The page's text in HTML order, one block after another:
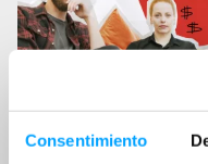
Consentimiento